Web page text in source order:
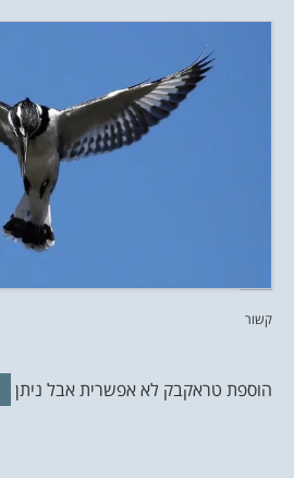
קשור
הוספת טראקבק לא אפשרית אבל ניתן